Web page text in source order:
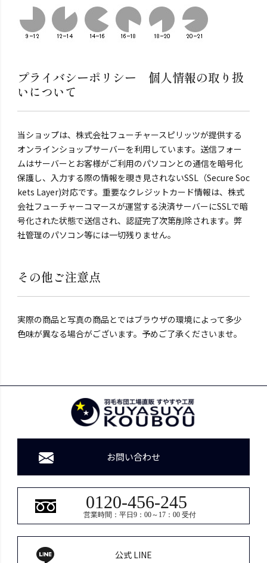
プライバシーポリシー 個人情報の取り扱
いについて
当ショップは、株式会社フューチャースピリッツが提供する
オンラインショップサーバーを利用しています。送信フォー
ムはサーバーとお客様がご利用のパソコンとの通信を暗号化
保護し、入力する際の情報を覗き見されないSSL（Secure Soc
kets Layer)対応です。重要なクレジットカード情報は、株式
会社フューチャーコマースが運営する決済サーバーにSSLで暗
号化された状態で送信され、認証完了次第削除されます。弊
社管理のパソコン等には一切残りません。
その他ご注意点
実際の商品と写真の商品とではブラウザの環境によって多少
色味が異なる場合がございます。予めご了承くださいませ。
お問い合わせ
0120-456-245
営業時間：平日9：00～17：00 受付
公式 LINE